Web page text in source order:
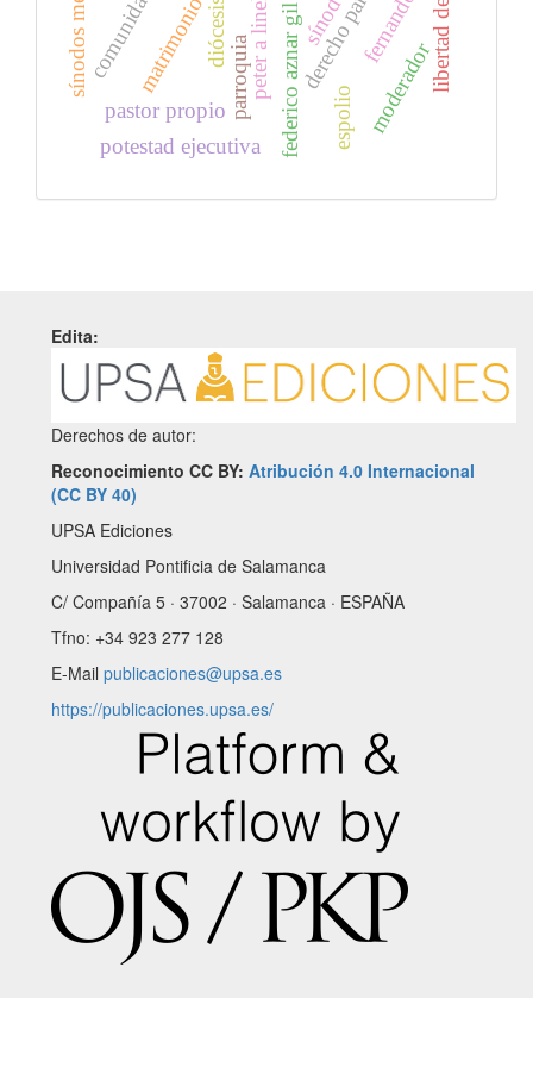
peter a linehanfederico aznar gil
matrimonio moderador
diócesis
parroquia
pastor propio
potestad ejecutiva
espolio
Edita:
Derechos de autor:
Reconocimiento CC BY: Atribución 4.0 Internacional
(CC BY 40)
UPSA Ediciones
Universidad Pontificia de Salamanca
C/ Compañía 5 · 37002 · Salamanca · ESPAÑA
Tfno: +34 923 277 128
E-Mail publicaciones@upsa.es
https://publicaciones.upsa.es/